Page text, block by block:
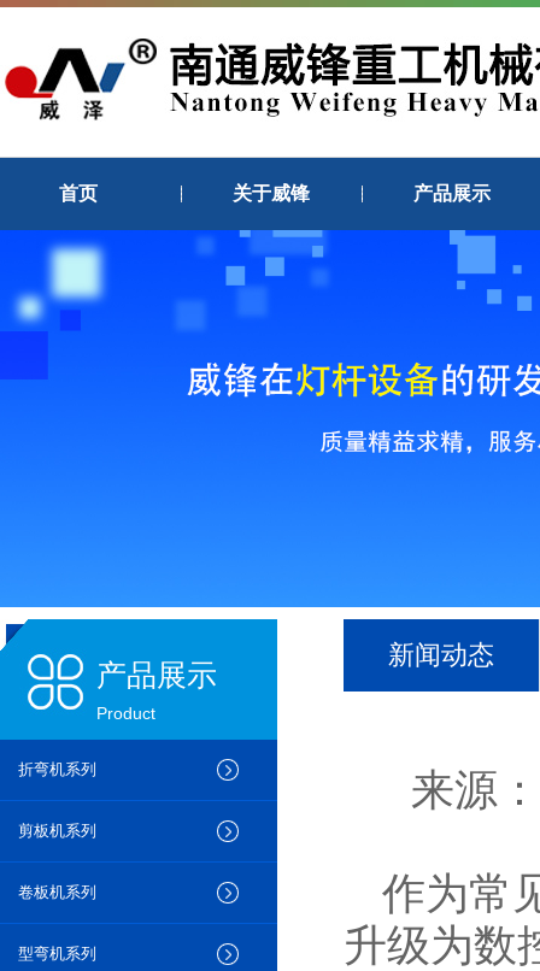
首页 关于威锋 产品展示
产品展示
Product
折弯机系列
剪板机系列
卷板机系列
型弯机系列
新闻动态
来源
作为常
升级为数